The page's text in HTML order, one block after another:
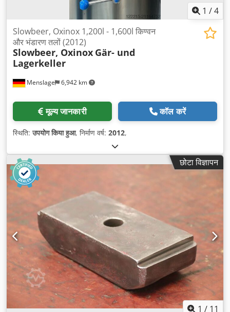
1 /4
Menslage 6,942 km
Slowbeer, Oxinox 1,200l - 1,600l किण्वन
और भंडारण तलों (2012)
Slowbeer, Oxinox Gär- und
Lagerkeller
मूल्य जानकारी कॉल करें
स्थिति:उपयोग किया हुआ, निर्माण वर्ष: 2012,
छोटा विज्ञापन
1 / 11